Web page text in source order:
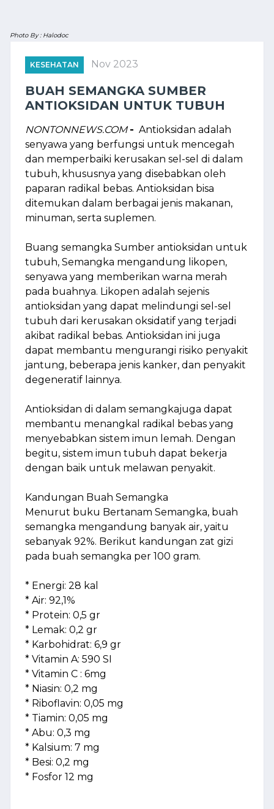
Photo By : Halodoc
KESEHATAN Nov 2023
BUAH SEMANGKA SUMBER
ANTIOKSIDAN UNTUK TUBUH
NONTONNEWS.COM - Antioksidan adalah
senyawa yang berfungsi untuk mencegah
dan memperbaiki kerusakan sel-sel di dalam
tubuh, khususnya yang disebabkan oleh
paparan radikal bebas. Antioksidan bisa
ditemukan dalam berbagai jenis makanan,
minuman, serta suplemen.
Buang semangka Sumber antioksidan untuk
tubuh, Semangka mengandung likopen,
senyawa yang memberikan warna merah
pada buahnya. Likopen adalah sejenis
antioksidan yang dapat melindungi sel-sel
tubuh dari kerusakan oksidatif yang terjadi
akibat radikal bebas. Antioksidan ini juga
dapat membantu mengurangi risiko penyakit
jantung, beberapa jenis kanker, dan penyakit
degeneratif lainnya.
Antioksidan di dalam semangkajuga dapat
membantu menangkal radikal bebas yang
menyebabkan sistem imun lemah. Dengan
begitu, sistem imun tubuh dapat bekerja
dengan baik untuk melawan penyakit.
Kandungan Buah Semangka
Menurut buku Bertanam Semangka, buah
semangka mengandung banyak air, yaitu
sebanyak 92%. Berikut kandungan zat gizi
pada buah semangka per 100 gram.
* Energi: 28 kal
* Air: 92,1%
* Protein: 0,5 gr
* Lemak: 0,2 gr
* Karbohidrat: 6,9 gr
* Vitamin A: 590 SI
* Vitamin C : 6mg
* Niasin: 0,2 mg
* Riboflavin: 0,05 mg
* Tiamin: 0,05 mg
* Abu: 0,3 mg
* Kalsium: 7 mg
* Besi: 0,2 mg
* Fosfor 12 mg